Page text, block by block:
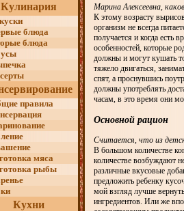
Кулинария
блюда
блюда
правила
мяса
рыбы
Кухни
Марина Алексеевна,
К этому возрасту
организм не всегда
получается и когда есть
особенностей, которые
должны и могут кушать
тяжело двигаться,
спят, а проснувшись
должны употреблять
часам, в это время они
Основной рацион
Считается, что из
В большом количестве
количестве возбуждают
различные вкусовые
предложить ребенку
мой взгляд лучше
ингредиентов. Или же